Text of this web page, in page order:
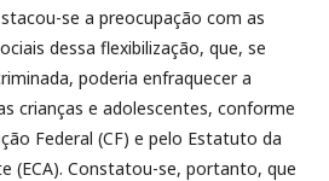
se a preocupação com as
dessa flexibilização, que, se
poderia enfraquecer a
crianças e adolescentes, conforme
Federal (CF) e pelo Estatuto da
(ECA). Constatou-se, portanto, que